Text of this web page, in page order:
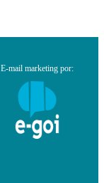
E-mail marketing por: